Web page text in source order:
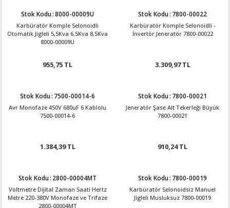
Stok Kodu:8000-00009U
Karbüratör Komple Selonoidli
Otomatik Jigleli 5,5Kva 6,5Kva 8,5Kva
8000-00009U
955,75 TL
Stok Kodu: 7800-00022
Karbüratör Komple Selonoidli -
İnvertör Jeneratör 7800-00022
3.309,97 TL
Stok Kodu: 7500-00014-6
Avr Monofaze 450V 680uF 6 Kablolu
7500-00014-6
1.384,39 TL
Stok Kodu: 7800-00021
Jeneratör Şase Alt Tekerleği Büyük
7800-00021
910,24 TL
Stok Kodu: 2800-00004MT
Voltmetre Dijital Zaman Saati Hertz
Metre 220-380V Monofaze ve Trifaze
2800-00004MT
Stok Kodu: 7800-00019
Karbüratör Selonoidsiz Manuel
Jigleli Musluksuz 7800-00019